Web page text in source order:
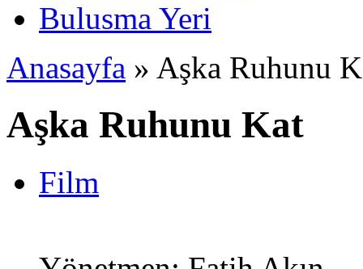
Bulusma Yeri
Anasayfa » Aşka Ruhunu
Aşka Ruhunu Kat
Film